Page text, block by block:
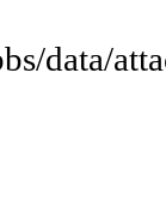
data/